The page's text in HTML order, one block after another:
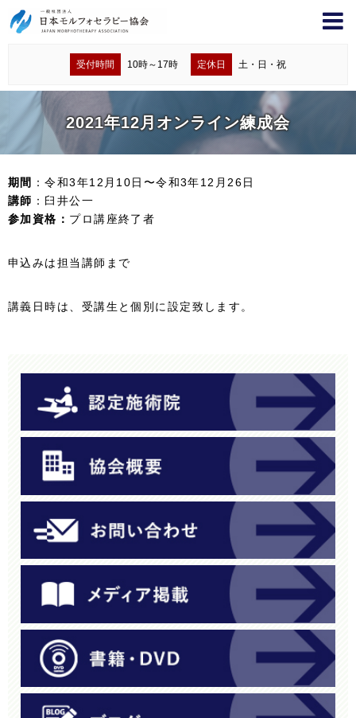
受付時間 10時～17時 定休日 土・日・祝
2021年12月オンライン練成会
期間 ：令和3年12月10日〜令和3年12月26日
講師 ：臼井公一
参加資格： プロ講座終了者
申込みは担当講師まで
講義日時は、受講生と個別に設定致します。